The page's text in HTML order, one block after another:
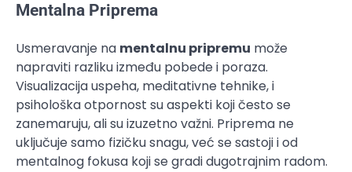
Mentalna Priprema
Usmeravanje na mentalnu pripremu može
napraviti razliku između pobede i poraza.
Visualizacija uspeha, meditativne tehnike, i
psihološka otpornost su aspekti koji često se
zanemaruju, ali su izuzetno važni. Priprema ne
uključuje samo fizičku snagu, već se sastoji i od
mentalnog fokusa koji se gradi dugotrajnim radom.